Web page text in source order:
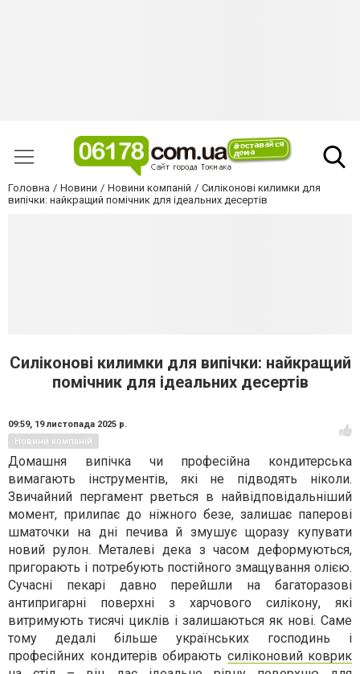
Головна Новини Новини компаній
Силіконові килимки для
випічки: найкращий помічник для ідеальних десертів
Силіконові килимки для випічки: найкращий
помічник для ідеальних десертів
09:59, 19 листопада 2025 р.
Новини компаній
Домашня випічка чи професійна кондитерська
вимагають інструментів, які не підводять ніколи.
Звичайний пергамент рветься в найвідповідальніший
момент, прилипає до ніжного безе, залишає паперові
шматочки на дні печива й змушує щоразу купувати
новий рулон. Металеві дека з часом деформуються,
пригорають і потребують постійного змащування олією.
Сучасні пекарі давно перейшли на багаторазові
антипригарні поверхні з харчового силікону, які
витримують тисячі циклів і залишаються як нові. Саме
тому дедалі більше українських господинь і
професійних кондитерів обирають силіконовий коврик